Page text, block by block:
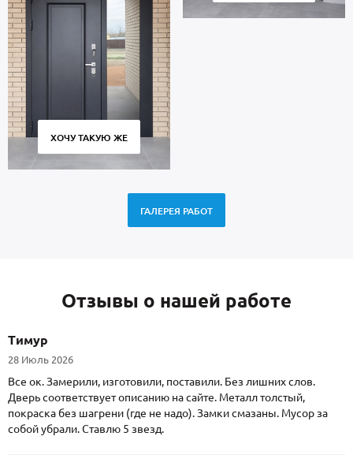
ХОЧУ ТАКУЮ ЖЕ
ГАЛЕРЕЯ РАБОТ
Отзывы о нашей работе
Тимур
28 Июль 2026
Все ок. Замерили, изготовили, поставили. Без лишних слов.
Дверь соответствует описанию на сайте. Металл толстый,
покраска без шагрени (где не надо). Замки смазаны. Мусор за
собой убрали. Ставлю 5 звезд.